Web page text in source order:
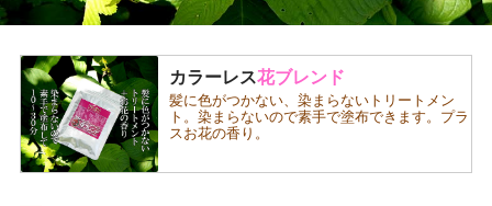
カラーレス花ブレンド
髪に色がつかない、染まらないトリートメン
ト。染まらないので素手で塗布できます。プラ
スお花の香り。